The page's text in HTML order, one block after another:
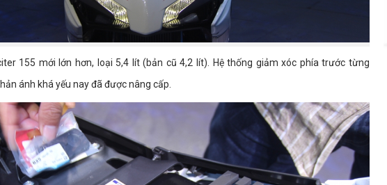
155 mới lớn hơn, loại 5,4 lít (bản cũ 4,2 lít). Hệ thống giảm xóc phía trước từng
ánh khá yếu nay đã được nâng cấp.